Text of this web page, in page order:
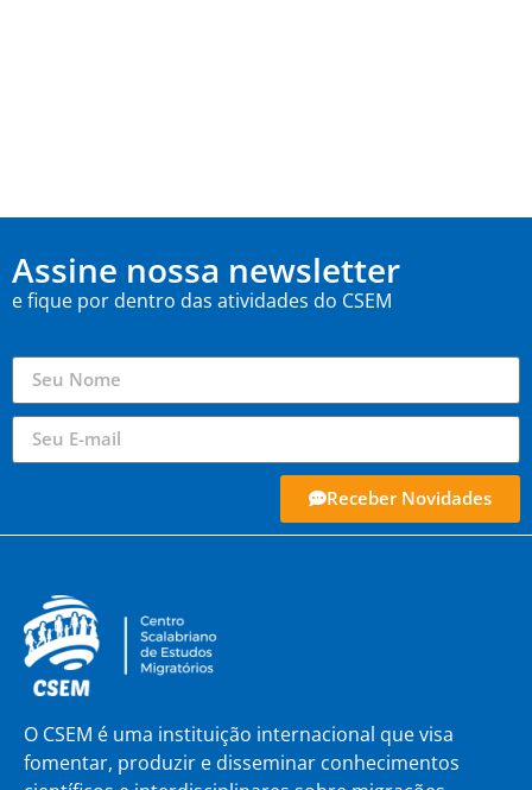
Assine nossa newsletter
e fique por dentro das atividades do CSEM
Receber Novidades
O CSEM é uma instituição internacional que visa
fomentar, produzir e disseminar conhecimentos